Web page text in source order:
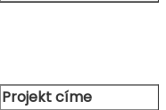
Projekt címe